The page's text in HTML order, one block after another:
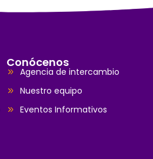
Conócenos
Agencia de intercambio
Nuestro equipo
Eventos Informativos